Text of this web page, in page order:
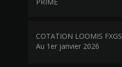
COTATION LOOMIS FXGS
Au 1er janvier 2026